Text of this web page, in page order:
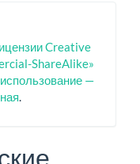
Creative
ShareAlike»
—
.